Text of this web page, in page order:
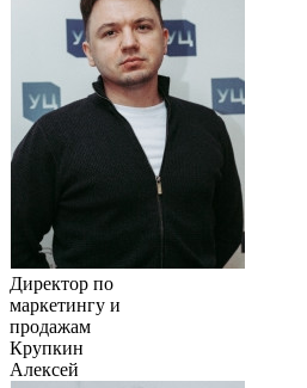
Директор по
маркетингу и
продажам
Крупкин
Алексей